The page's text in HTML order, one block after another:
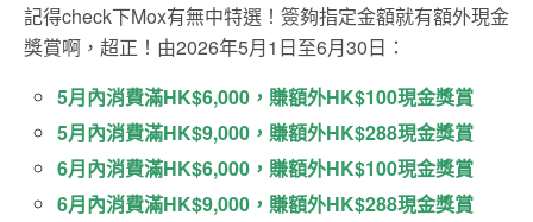
記得check下Mox有無中特選！簽夠指定金額就有額外現金
獎賞啊，超正！由2026年5月1日至6月30日：
5月內消費滿HK$6,000，賺額外HK$100現金獎賞
5月內消費滿HK$9,000，賺額外HK$288現金獎賞
6月內消費滿HK$6,000，賺額外HK$100現金獎賞
6月內消費滿HK$9,000，賺額外HK$288現金獎賞